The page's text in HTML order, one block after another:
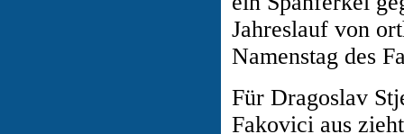
Jahreslauf von
Namenstag des
Für Dragoslav
Fakovici aus